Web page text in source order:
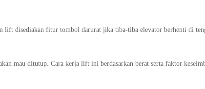
lift disediakan fitur tombol darurat jika tiba-tiba elevator berhenti di
mau ditutup. Cara kerja lift ini berdasarkan berat serta faktor